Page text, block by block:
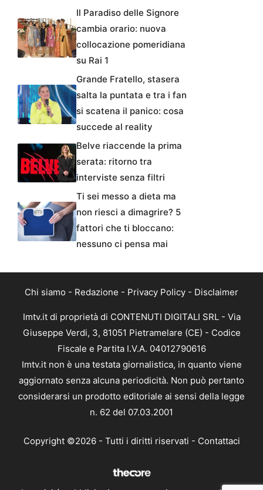
Il Paradiso delle Signore
cambia orario: nuova
collocazione pomeridiana
su Rai 1
Grande Fratello, stasera
salta la puntata e tra i fan
si scatena il panico: cosa
succede al reality
Belve riaccende la prima
serata: ritorno tra
interviste senza filtri
Ti sei messo a dieta ma
non riesci a dimagrire? 5
fattori che ti bloccano:
nessuno ci pensa mai
Chi siamo - Redazione - Privacy Policy - Disclaimer
Imtv.it di proprietà di CONTENUTI DIGITALI SRL - Via
Giuseppe Verdi, 3, 81051 Pietramelare (CE) - Codice
Fiscale e Partita I.V.A. 04012790616
Imtv.it non è una testata giornalistica, in quanto viene
aggiornato senza alcuna periodicità. Non può pertanto
considerarsi un prodotto editoriale ai sensi della legge
n. 62 del 07.03.2001
Copyright ©2026 - Tutti i diritti riservati - Contattaci